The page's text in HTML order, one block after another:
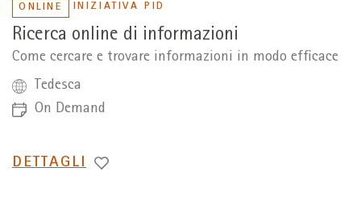
ONLINE INIZIATIVA PID
Ricerca online di informazioni
Come cercare e trovare informazioni in modo efficace
Tedesca
On Demand
PASSA
DETTAGLI